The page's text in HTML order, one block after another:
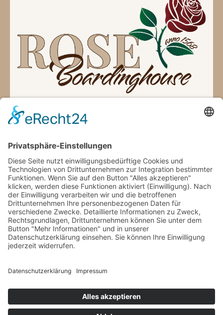
07148-9288944
Post@Rose-Boarding.house
Hauptstraße 1, 71723 Großbottwar
Bewerten Sie uns auf Google
Nützliche Links
Zimmer
Partnerseiten